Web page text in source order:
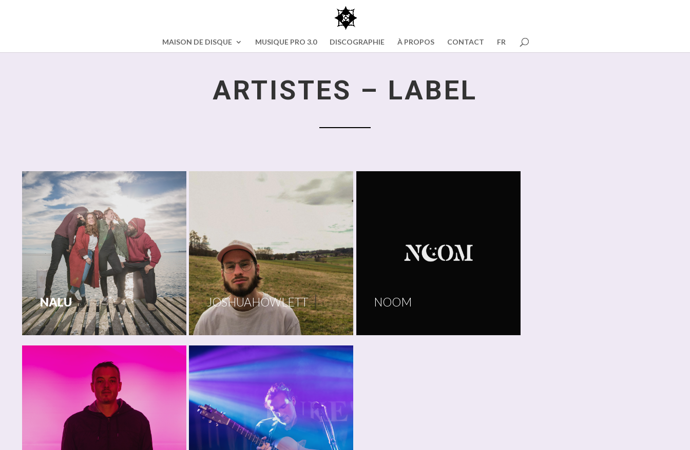
MAISON DE DISQUE MUSIQUE PRO 3.0 DISCOGRAPHIE À PROPOS CONTACT FR
ARTISTES – LABEL
NALU JOSHUAHOWLETT NOOM